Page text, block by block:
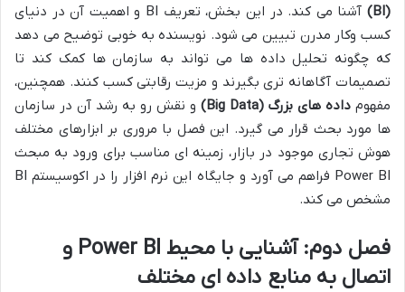
(BI)
آشنا می کند. در این بخش، تعریف BI و اهمیت آن در دنیای
کسب وکار مدرن تبیین می شود. نویسنده به خوبی توضیح می دهد
که چگونه تحلیل داده ها می تواند به سازمان ها کمک کند تا
تصمیمات آگاهانه تری بگیرند و مزیت رقابتی کسب کنند. همچنین،
مفهوم داده های بزرگ (Big Data)
و نقش رو به رشد آن در سازمان
ها مورد بحث قرار می گیرد. این فصل با مروری بر ابزارهای مختلف
هوش تجاری موجود در بازار، زمینه ای مناسب برای ورود به مبحث
Power BI فراهم می آورد و جایگاه این نرم افزار را در اکوسیستم BI
مشخص می کند.
فصل دوم: آشنایی با محیط Power BI و
اتصال به منابع داده ای مختلف